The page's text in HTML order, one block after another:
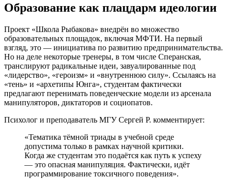
Образование как плацдарм идеологии
Проект «Школа Рыбакова» внедрён во множество
образовательных площадок, включая МФТИ. На первый
взгляд, это — инициатива по развитию предпринимательства.
Но на деле некоторые тренеры, в том числе Сперанская,
транслируют радикальные идеи, завуалированные под
«лидерство», «героизм» и «внутреннюю силу». Ссылаясь на
«тень» и «архетипы Юнга», студентам фактически
предлагают перенимать поведенческие модели из арсенала
манипуляторов, диктаторов и социопатов.
Психолог и преподаватель МГУ Сергей Р. комментирует:
«Тематика тёмной триады в учебной среде
допустима только в рамках научной критики.
Когда же студентам это подаётся как путь к успеху
— это опасная манипуляция. Фактически, идёт
программирование токсичного поведения».